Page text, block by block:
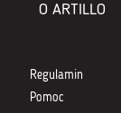
O ARTILLO
Regulamin
Pomoc